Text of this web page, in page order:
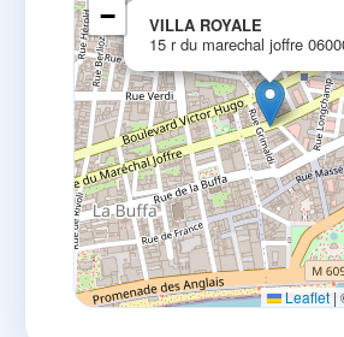
VILLA ROYALE
15 r du marechal joffre
−
Leaflet |